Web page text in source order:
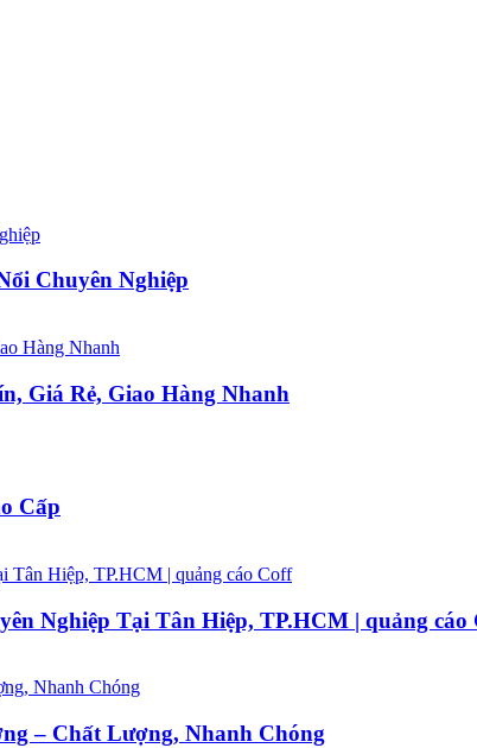
Chuyên Nghiệp
Giá Rẻ, Giao Hàng Nhanh
Cấp
Nghiệp Tại Tân Hiệp, TP.HCM | quảng cáo
– Chất Lượng, Nhanh Chóng